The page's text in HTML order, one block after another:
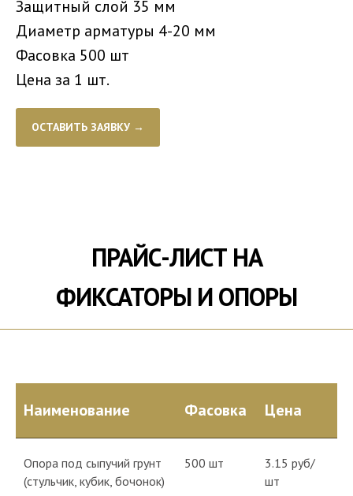
Защитный слой 35 мм
Диаметр арматуры 4-20 мм
Фасовка 500 шт
Цена за 1 шт.
ОСТАВИТЬ ЗАЯВКУ →
ПРАЙС-ЛИСТ НА
ФИКСАТОРЫ И ОПОРЫ
Наименование Фасовка Цена
Опора под сыпучий грунт
(стульчик, кубик, бочонок)
500 шт
3.15 руб/
шт